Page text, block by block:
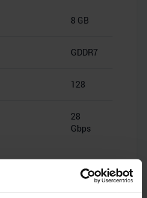
8 GB
GDDR7
128
28
Gbps